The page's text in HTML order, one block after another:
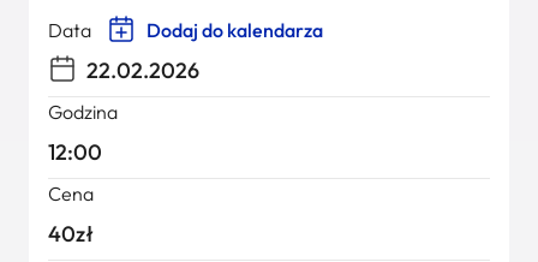
Data Dodaj do kalendarza
22.02.2026
Godzina
12:00
Cena
40zł